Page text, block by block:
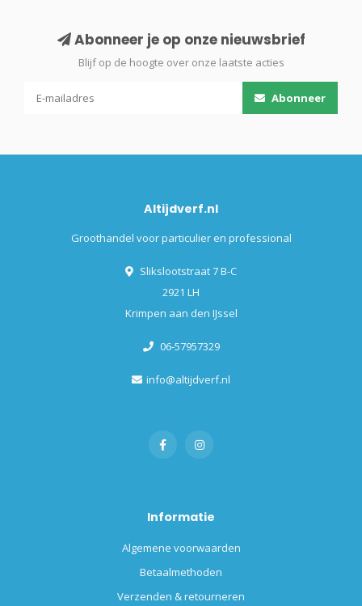
Abonneer je op onze nieuwsbrief
Blijf op de hoogte over onze laatste acties
Abonneer
Altijdverf.nl
Groothandel voor particulier en professional
Slikslootstraat 7 B-C
2921 LH
Krimpen aan den IJssel
06-57957329
info@altijdverf.nl
Informatie
Algemene voorwaarden
Betaalmethoden
Verzenden & retourneren